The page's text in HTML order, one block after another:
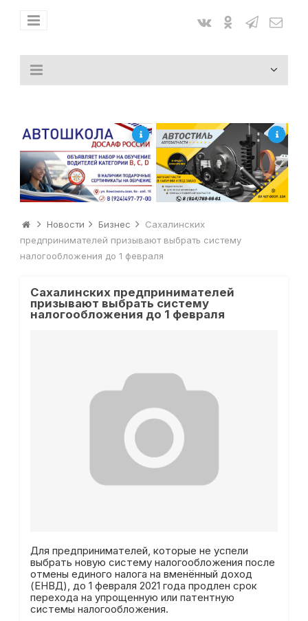
Новости Бизнес
Сахалинских
предпринимателей призывают выбрать систему
налогообложения до 1 февраля
Сахалинских предпринимателей
призывают выбрать систему
налогообложения до 1 февраля
Для предпринимателей, которые не успели
выбрать новую систему налогообложения после
отмены единого налога на вменённый доход
(ЕНВД), до 1 февраля 2021 года продлен срок
перехода на упрощенную или патентную
системы налогообложения.